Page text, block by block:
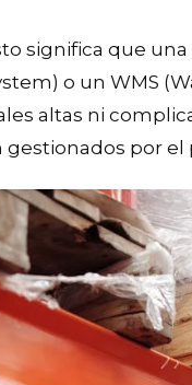
significa que
o un WMS
altas ni
gestionados por el